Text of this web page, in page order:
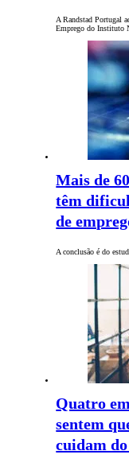
A Randstad Portugal
Emprego do Instituto
Mais de
têm
de
A conclusão é do
Quatro
sentem
cuidam